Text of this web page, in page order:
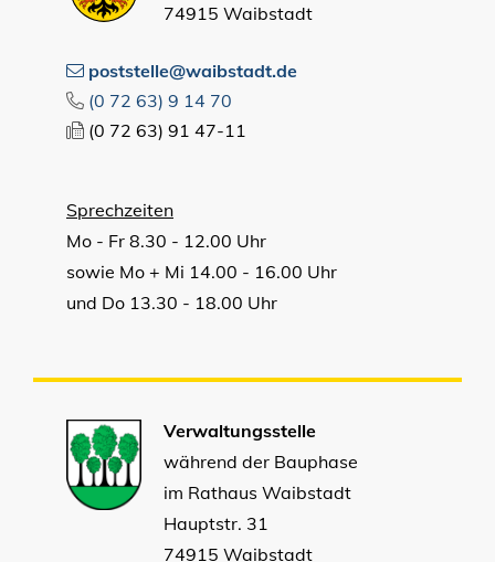
74915 Waibstadt
poststelle@waibstadt.de
(0 72 63) 9 14 70
(0 72 63) 91 47-11
Sprechzeiten
Mo - Fr 8.30 - 12.00 Uhr
sowie Mo + Mi 14.00 - 16.00 Uhr
und Do 13.30 - 18.00 Uhr
Verwaltungsstelle
während der Bauphase
im Rathaus Waibstadt
Hauptstr. 31
74915 Waibstadt